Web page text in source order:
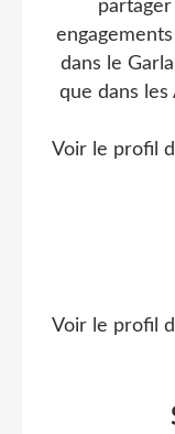
dans le
que dans
Voir le profil
Voir le profil